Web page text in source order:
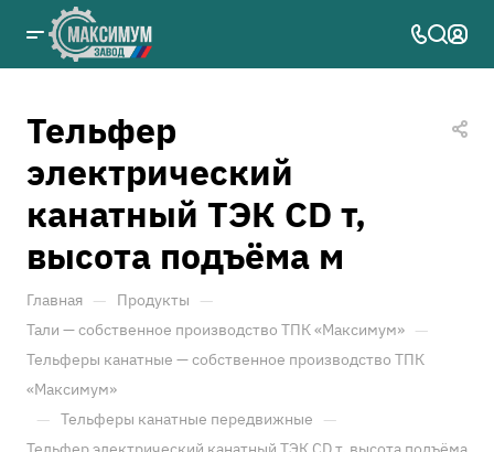
Тельфер
электрический
канатный ТЭК CD т,
высота подъёма м
Главная — Продукты —
Тали — собственное производство ТПК «Максимум» —
Тельферы канатные — собственное производство ТПК
«Максимум»
— Тельферы канатные передвижные —